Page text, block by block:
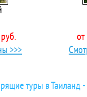
>>>
туры в Таиланд